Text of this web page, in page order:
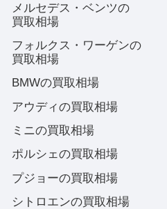
メルセデス・ベンツの
買取相場
フォルクス・ワーゲンの
買取相場
BMWの買取相場
アウディの買取相場
ミニの買取相場
ポルシェの買取相場
プジョーの買取相場
シトロエンの買取相場